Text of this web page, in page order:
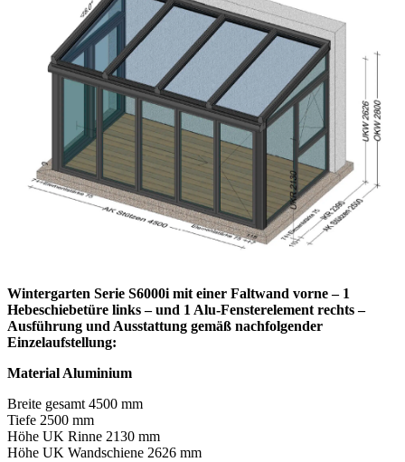
Wintergarten Serie S6000i mit einer Faltwand vorne – 1
Hebeschiebetüre links – und 1 Alu-Fensterelement rechts –
Ausführung und Ausstattung gemäß nachfolgender
Einzelaufstellung:
Material Aluminium
Breite gesamt 4500 mm
Tiefe 2500 mm
Höhe UK Rinne 2130 mm
Höhe UK Wandschiene 2626 mm